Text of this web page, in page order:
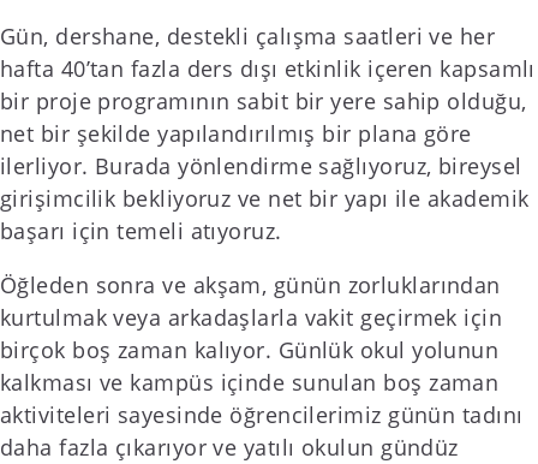
Gün, dershane, destekli çalışma saatleri ve her
hafta 40’tan fazla ders dışı etkinlik içeren kapsamlı
bir proje programının sabit bir yere sahip olduğu,
net bir şekilde yapılandırılmış bir plana göre
ilerliyor. Burada yönlendirme sağlıyoruz, bireysel
girişimcilik bekliyoruz ve net bir yapı ile akademik
başarı için temeli atıyoruz.
Öğleden sonra ve akşam, günün zorluklarından
kurtulmak veya arkadaşlarla vakit geçirmek için
birçok boş zaman kalıyor. Günlük okul yolunun
kalkması ve kampüs içinde sunulan boş zaman
aktiviteleri sayesinde öğrencilerimiz günün tadını
daha fazla çıkarıyor ve yatılı okulun gündüz